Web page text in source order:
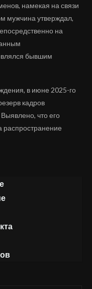
намекая на связи
мужчина утверждал,
на
бывшим
в июне 2025-го
кадров
Выявлено, что его